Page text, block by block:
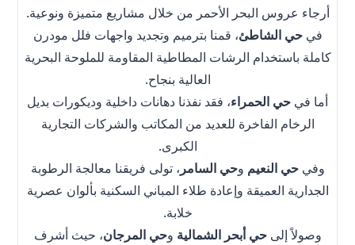
أرجاء عروس البحر الأحمر من خلال مشاريع متميزة ونوعية.
فيحي الشاطئ، قمنا بترميم وتجديد واجهات فلل مودرن
كاملة باستخدام الرشات المطاطية المقاومة للملوحة البحرية
العالية بنجاح.
أما في حي الحمراء، فقد نفذنا دهانات داخلية وديكورات بديل
الرخام الفاخرة للعديد من المكاتب والشركات التجارية
الكبرى.
وفيحي النعيم وحي السامر ، تولى فريقنا معالجة الرطوبة
الجدارية العميقة وإعادة طلاء المباني السكنية بألوان عصرية
خلابة.
وصولاً إلىحي أبحر الشمالية وحي المرجان، حيث أشرف